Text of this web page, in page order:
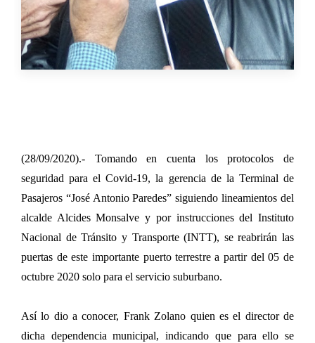
(28/09/2020).- Tomando en cuenta los protocolos de
seguridad para el Covid-19, la gerencia de la Terminal de
Pasajeros “José Antonio Paredes” siguiendo lineamientos del
alcalde Alcides Monsalve y por instrucciones del Instituto
Nacional de Tránsito y Transporte (INTT), se reabrirán las
puertas de este importante puerto terrestre a partir del 05 de
octubre 2020 solo para el servicio suburbano.
Así lo dio a conocer, Frank Zolano quien es el director de
dicha dependencia municipal, indicando que para ello se